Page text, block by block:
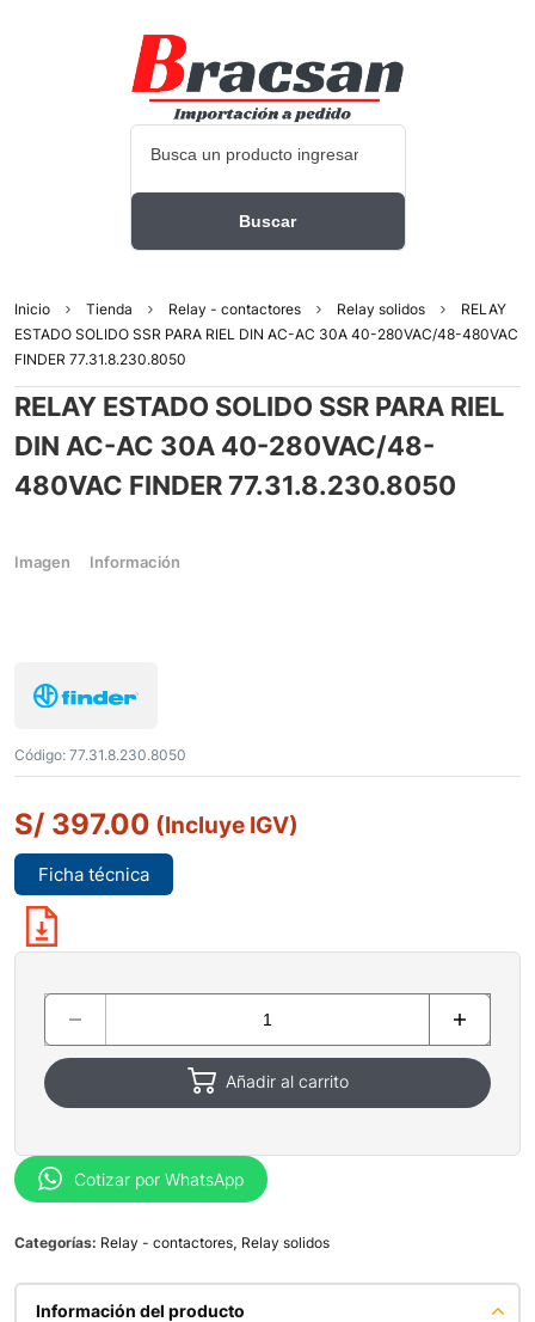
Inicio Tienda Relay - contactores Relay solidos
RELAY
ESTADO SOLIDO SSR PARA RIEL DIN AC-AC 30A 40-280VAC/48-480VAC
FINDER 77.31.8.230.8050
RELAY ESTADO SOLIDO SSR PARA RIEL
DIN AC-AC 30A 40-280VAC/48-
480VAC FINDER 77.31.8.230.8050
Imagen Información
Código: 77.31.8.230.8050
S/ 397.00 (Incluye IGV)
Ficha técnica
Añadir al carrito
Cotizar por WhatsApp
Categorías: Relay - contactores, Relay solidos
Información del producto